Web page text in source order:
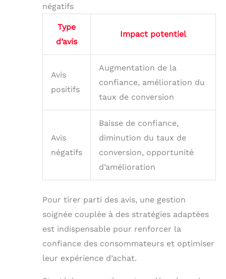
négatifs
Type
d’avis
Impact potentiel
Avis
positifs
Augmentation de la
confiance, amélioration du
taux de conversion
Avis
négatifs
Baisse de confiance,
diminution du taux de
conversion, opportunité
d’amélioration
Pour tirer parti des avis, une gestion
soignée couplée à des stratégies adaptées
est indispensable pour renforcer la
confiance des consommateurs et optimiser
leur expérience d’achat.